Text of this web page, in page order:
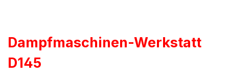
Dampfmaschinen-Werkstatt
D145